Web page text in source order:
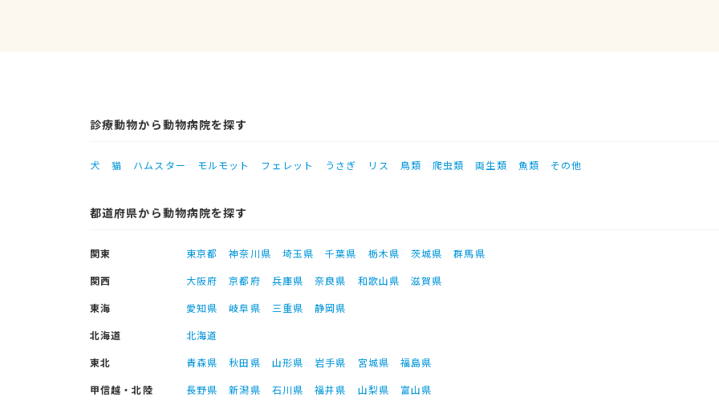
診療動物から動物病院を探す
犬 猫 ハムスター モルモット フェレット うさぎ リス 鳥類 爬虫類 両生類 魚類 その他
都道府県から動物病院を探す
関東 東京都 神奈川県 埼玉県 千葉県 栃木県 茨城県
群馬県
関西
大阪府 京都府 兵庫県 奈良県 和歌山県
滋賀県
東海
愛知県 岐阜県 三重県
静岡県
北海道
北海道
東北
青森県 秋田県 山形県 岩手県 宮城県
福島県
甲信越・北陸
長野県 新潟県 石川県 福井県 山梨県
富山県